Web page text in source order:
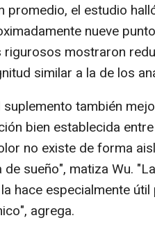
promedio, el estudio
nueve
rigurosos mostraron
similar a la de los
también
bien establecida
no existe de forma
de sueño", matiza Wu.
hace especialmente
agrega.